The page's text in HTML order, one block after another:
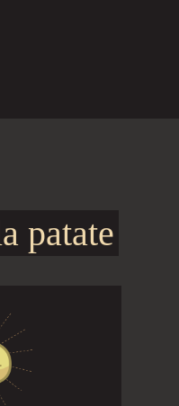
patate